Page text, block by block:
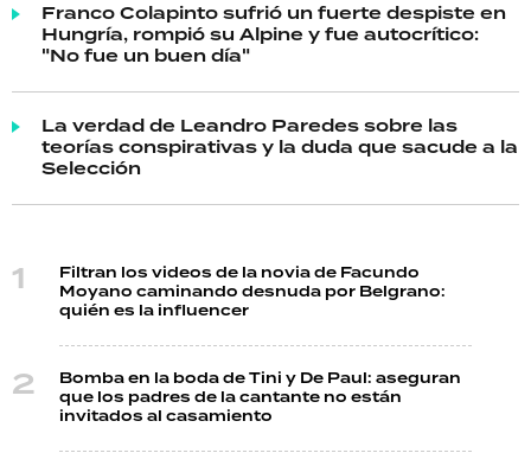
Franco Colapinto sufrió un fuerte despiste en
Hungría, rompió su Alpine y fue autocrítico:
"No fue un buen día"
La verdad de Leandro Paredes sobre las
teorías conspirativas y la duda que sacude a la
Selección
Filtran los videos de la novia de Facundo
Moyano caminando desnuda por Belgrano:
quién es la influencer
Bomba en la boda de Tini y De Paul: aseguran
que los padres de la cantante no están
invitados al casamiento